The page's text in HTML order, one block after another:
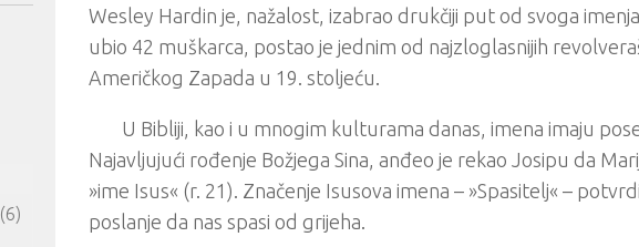
Wesley Hardin je, nažalost, izabrao drukčiji put od svoga
ubio 42 muškarca, postao je jednim od najzloglasnijih
Američkog Zapada u 19. stoljeću.
U Bibliji, kao i u mnogim kulturama danas, imena imaju
Najavljujući rođenje Božjega Sina, anđeo je rekao Josipu da
»ime Isus« (r. 21). Značenje Isusova imena – »Spasitelj« –
poslanje da nas spasi od grijeha.
(6)